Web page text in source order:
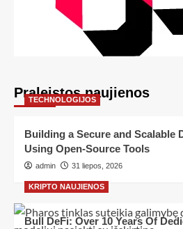
Praleistos naujienos
TECHNOLOGIJOS
Building a Secure and Scalable
Using Open-Source Tools
admin 31 liepos, 2026
KRIPTO NAUJIENOS
Bull DeFi: Over 10 Years Of